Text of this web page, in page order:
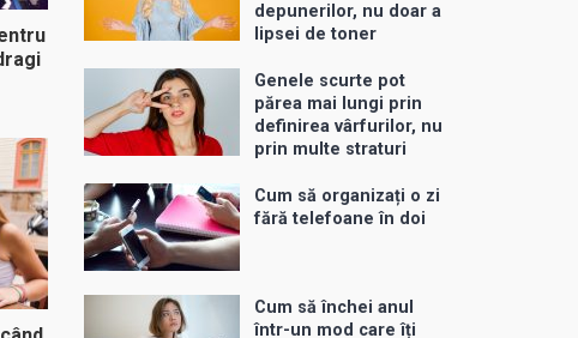
depunerilor, nu doar a
lipsei de toner
Genele scurte pot
părea mai lungi prin
definirea vârfurilor, nu
prin multe straturi
Cum să organizați o zi
fără telefoane în doi
Cum să închei anul
într-un mod care îți